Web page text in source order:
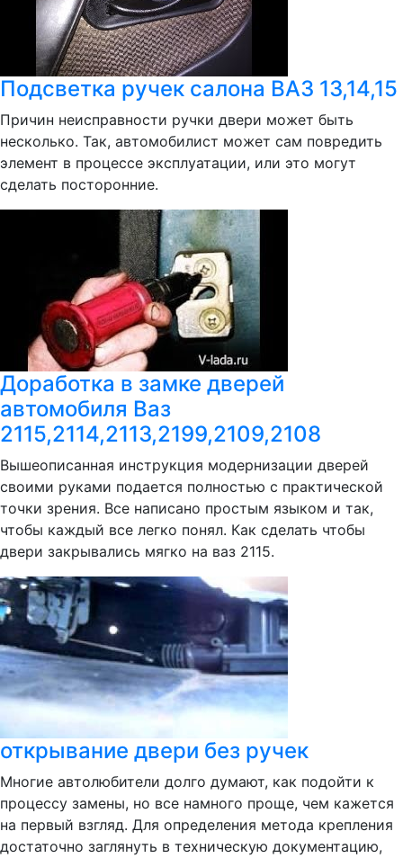
Подсветка ручек салона ВАЗ 13,14,15
Причин неисправности ручки двери может быть
несколько. Так, автомобилист может сам повредить
элемент в процессе эксплуатации, или это могут
сделать посторонние.
Доработка в замке дверей
автомобиля Ваз
2115,2114,2113,2199,2109,2108
Вышеописанная инструкция модернизации дверей
своими руками подается полностью с практической
точки зрения. Все написано простым языком и так,
чтобы каждый все легко понял. Как сделать чтобы
двери закрывались мягко на ваз 2115.
открывание двери без ручек
Многие автолюбители долго думают, как подойти к
процессу замены, но все намного проще, чем кажется
на первый взгляд. Для определения метода крепления
достаточно заглянуть в техническую документацию,